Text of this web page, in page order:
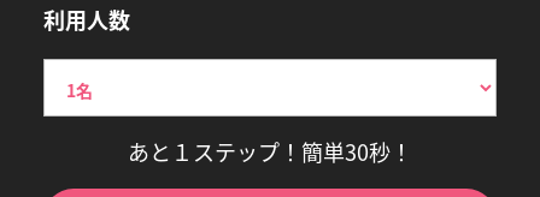
利用人数
あと１ステップ！簡単30秒！